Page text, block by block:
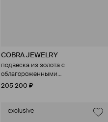
COBRA JEWELRY
подвеска из золота с
облагороженными
бриллиантами и
205 200 ₽
exclusive